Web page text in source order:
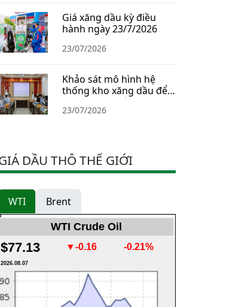
Giá xăng dầu kỳ điều
hành ngày 23/7/2026
23/07/2026
Khảo sát mô hình hệ
thống kho xăng dầu để
xây dựng Chiến lược dự
trữ năng lượng quốc gia
23/07/2026
DẦU THÔ THẾ GIỚI
WTI Brent
WTI Crude Oil
$77.13 ▼-0.16 -0.21%
2026.08.07